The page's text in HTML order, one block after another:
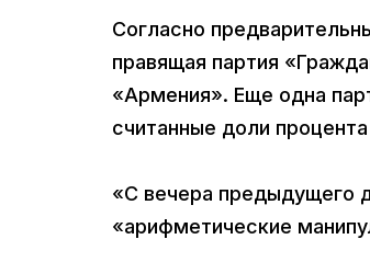
Согласно
правящая партия
«Армения». Еще одна
считанные доли
«С вечера предыдущего
«арифметические